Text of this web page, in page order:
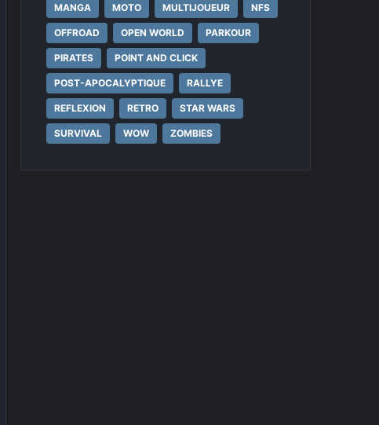
MANGA MOTO MULTIJOUEUR NFS
OFFROAD OPEN WORLD PARKOUR
PIRATES POINT AND CLICK
POST-APOCALYPTIQUE RALLYE
REFLEXION RETRO STAR WARS
SURVIVAL WOW ZOMBIES